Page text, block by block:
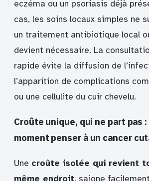
eczéma ou un psoriasis déjà
cas, les soins locaux simples ne
un traitement antibiotique local
devient nécessaire. La
rapide évite la diffusion de
l’apparition de complications
ou une cellulite du cuir chevelu.
Croûte unique, qui ne part pas
moment penser à un cancer
Une croûte isolée qui revient
même endroit, saigne